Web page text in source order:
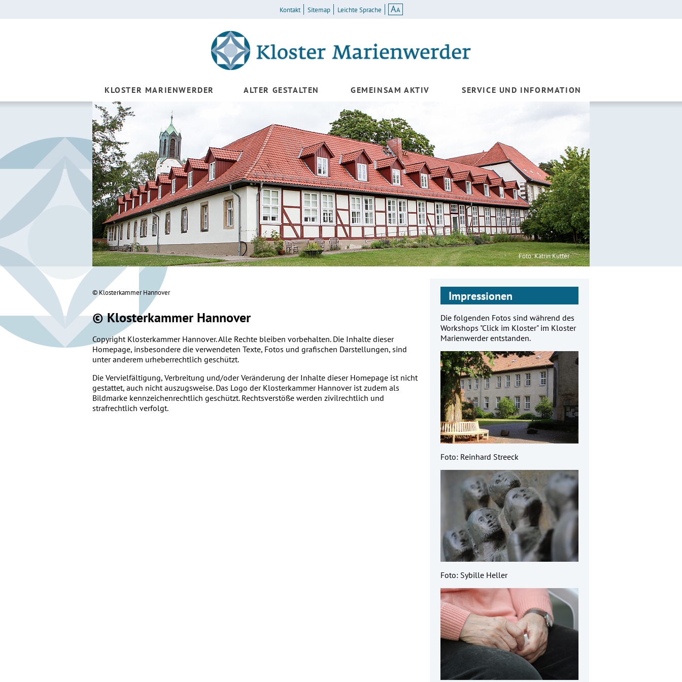
Kontakt Sitemap Leichte Sprache AA
KLOSTER MARIENWERDER ALTER GESTALTEN GEMEINSAM AKTIV SERVICE UND INFORMATION
Foto: Katrin Kutter
© Klosterkammer Hannover
© Klosterkammer Hannover
Copyright Klosterkammer Hannover. Alle Rechte bleiben vorbehalten. Die Inhalte dieser
Homepage, insbesondere die verwendeten Texte, Fotos und grafischen Darstellungen, sind
unter anderem urheberrechtlich geschützt.
Die Vervielfältigung, Verbreitung und/oder Veränderung der Inhalte dieser Homepage ist nicht
gestattet, auch nicht auszugsweise. Das Logo der Klosterkammer Hannover ist zudem als
Bildmarke kennzeichenrechtlich geschützt. Rechtsverstöße werden zivilrechtlich und
strafrechtlich verfolgt.
Impressionen
Die folgenden Fotos sind während des
Workshops "Click im Kloster" im Kloster
Marienwerder entstanden.
Foto: Reinhard Streeck
Foto: Sybille Heller